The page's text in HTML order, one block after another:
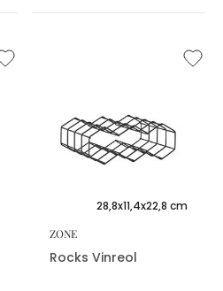
28,8x11,4x22,8 cm
ZONE
Rocks Vinreol